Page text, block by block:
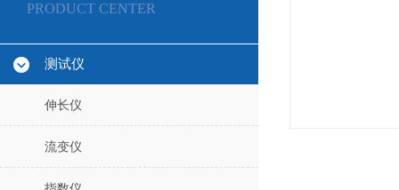
PRODUCT CENTER
测试仪
伸长仪
流变仪